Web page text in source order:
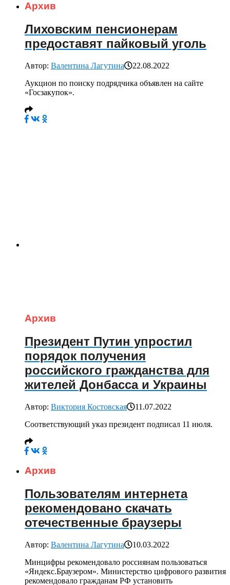
Архив
Лиховским пенсионерам
предоставят пайковый уголь
Автор: Валентина Лагутина
22.08.2022
Аукцион по поиску подрядчика объявлен на сайте
«Госзакупок».
Архив
Президент Путин упростил
порядок получения
российского гражданства для
жителей Донбасса и Украины
Автор: Виктория Костовская
11.07.2022
Соответствующий указ президент подписал 11 июля.
Архив
Пользователям интернета
рекомендовано скачать
отечественные браузеры
Автор: Валентина Лагутина
10.03.2022
Минцифры рекомендовало россиянам пользоваться
«Яндекс.Браузером». Министерство цифрового развития
рекомендовало гражданам РФ установить